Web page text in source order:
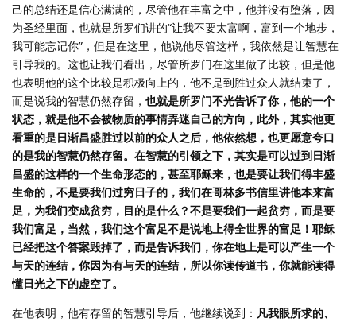
己的总结还是信心满满的，尽管他在丰富之中，他并没有堕落，因
为圣经里面，也就是所罗们讲的“让我不要太富啊，富到一个地步，
我可能忘记你”，但是在这里，他说他尽管这样，我依然是让智慧在
引导我的。这也让我们看出，尽管所罗门在这里做了比较，但是他
也表明他的这个比较是积极向上的，他不是到胜过众人就结束了，
而是说我的智慧仍然存留， 也就是所罗门不光告诉了你，他的一个
状态，就是他不会被物质的事情弄迷自己的方向，此外，其实他更
看重的是日渐昌盛胜过以前的众人之后，他依然想，也更愿意夸口
的是我的智慧仍然存留。在智慧的引领之下，其实是可以过到日渐
昌盛的这样的一个生命形态的，甚至耶稣来，也是要让我们得丰盛
生命的，不是要我们过穷日子的，我们在哥林多书信里讲他本来富
足，为我们变成贫穷，目的是什么？不是要我们一起贫穷，而是要
我们富足，当然，我们这个富足不是说地上得全世界的富足！耶稣
已经把这个答案毁掉了，而是告诉我们，你在地上是可以产生一个
与天的连结，你因为有与天的连结，所以你读传道书，你就能读得
懂日光之下的虚空了。
在他表明，他有存留的智慧引导后，他继续说到： 凡我眼所求的、